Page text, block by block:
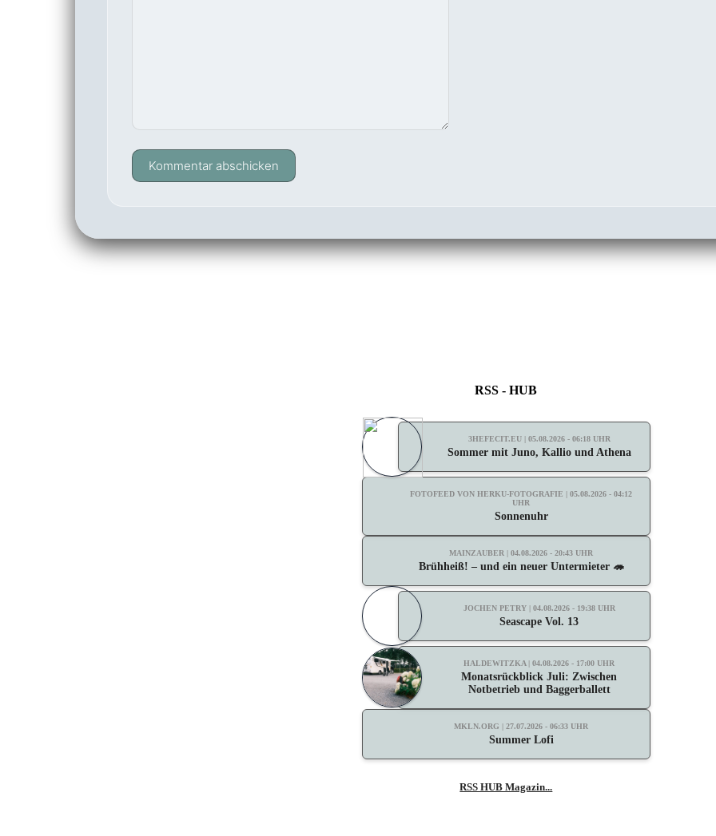
Kommentar abschicken
RSS - HUB
3HEFECIT.EU | 05.08.2026 - 06:18 UHR
Sommer mit Juno, Kallio und Athena
FOTOFEED VON HERKU-FOTOGRAFIE | 05.08.2026 - 04:12
UHR
Sonnenuhr
MAINZAUBER | 04.08.2026 - 20:43 UHR
Brühheiß! – und ein neuer Untermieter 🦔
JOCHEN PETRY | 04.08.2026 - 19:38 UHR
Seascape Vol. 13
HALDEWITZKA | 04.08.2026 - 17:00 UHR
Monatsrückblick Juli: Zwischen
Notbetrieb und Baggerballett
MKLN.ORG | 27.07.2026 - 06:33 UHR
Summer Lofi
RSS HUB Magazin...